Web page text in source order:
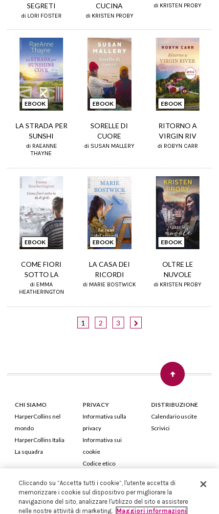
SEGRETI
di LORI FOSTER
CUCINA
di KRISTEN PROBY
di KRISTEN PROBY
EBOOK
LA STRADA PER
SUNSHI
di RAEANNE
THAYNE
EBOOK
SORELLE DI
CUORE
di SUSAN MALLERY
EBOOK
RITORNO A
VIRGIN RIV
di ROBYN CARR
EBOOK
COME FIORI
SOTTO LA
di EMMA
HEATHERINGTON
EBOOK
LA CASA DEI
RICORDI
di MARIE BOSTWICK
EBOOK
OLTRE LE
NUVOLE
di KRISTEN PROBY
1 2 3
CHI SIAMO
HarperCollins nel
mondo
HarperCollins Italia
La squadra
PRIVACY
Informativa sulla
privacy
Informativa sui
cookie
Codice etico
DISTRIBUZIONE
Calendario uscite
Scrivici
HarperCollins Italia S.p.A. Viale Monte Nero, 84 - 20135 Milano
Cod. Fiscale e P.IVA 05946780151 - Capitale Sociale 258.250 €
Iscritta in Milano al Registro delle imprese nr.198004 e REA nr.1051898
Cliccando su “Accetta tutti i cookie”, l'utente accetta di
memorizzare i cookie sul dispositivo per migliorare la
navigazione del sito, analizzare l'utilizzo del sito e assistere
nelle nostre attività di marketing. Maggiori informazioni